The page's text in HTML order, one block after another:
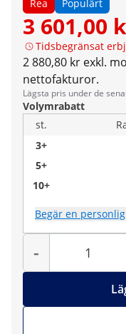
Rea Populärt
3 601,00
Tidsbegränsat
2 880,80 kr exkl.
nettofakturor.
Lägsta pris under de
Volymrabatt
st.
3+
5+
10+
Begär en
-
Antal